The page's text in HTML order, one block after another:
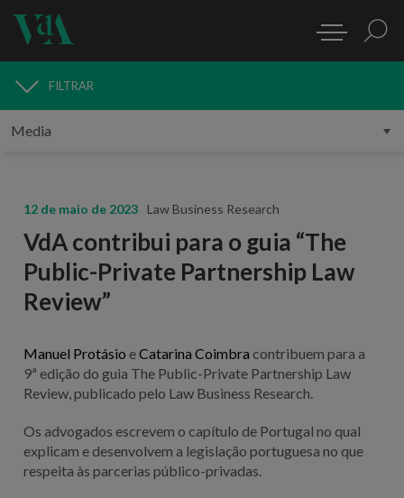
MEDIA
FILTRAR
12 de maio de 2023 Law Business Research
VdA contribui para o guia “The
Public-Private Partnership Law
Review”
Manuel Protásio eCatarina Coimbra contribuem para a
9ª edição do guia The Public-Private Partnership Law
Review, publicado pelo Law Business Research.
Os advogados escrevem o capítulo de Portugal no qual
explicam e desenvolvem a legislação portuguesa no que
respeita às parcerias público-privadas.